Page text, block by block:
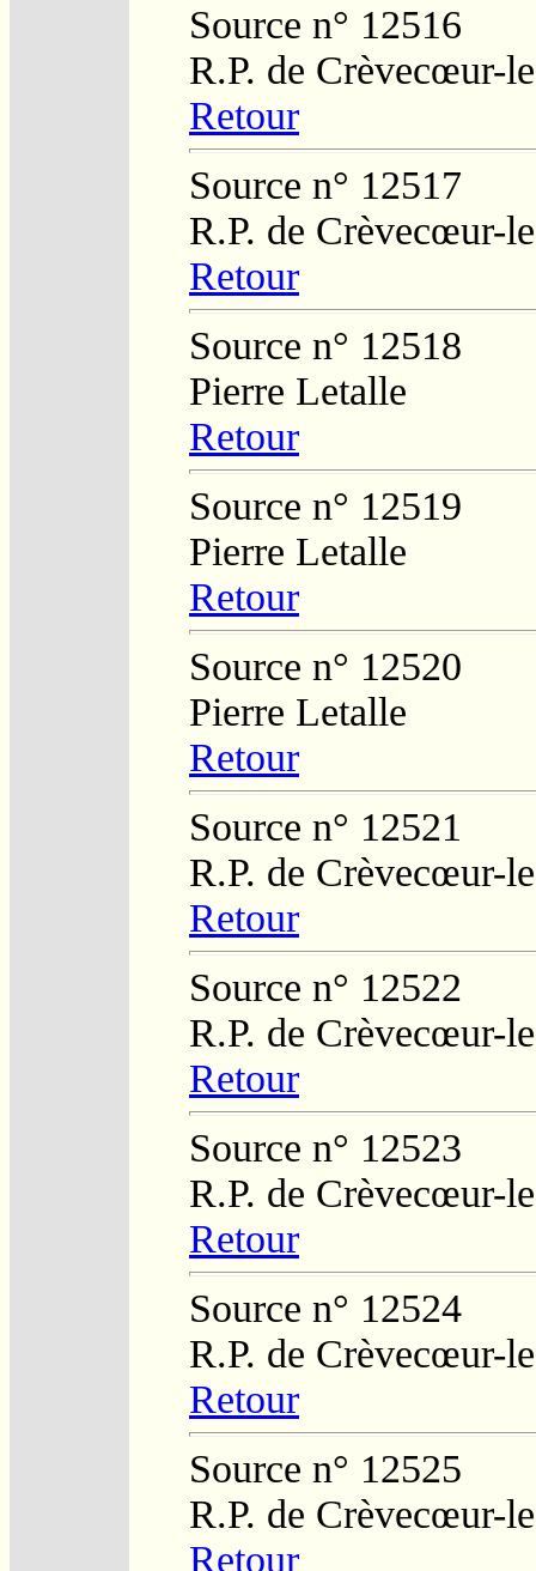
Source n° 12516
R.P. de Crèvecœur-
Retour
Source n° 12517
R.P. de Crèvecœur-
Retour
Source n° 12518
Pierre Letalle
Retour
Source n° 12519
Pierre Letalle
Retour
Source n° 12520
Pierre Letalle
Retour
Source n° 12521
R.P. de Crèvecœur-
Retour
Source n° 12522
R.P. de Crèvecœur-
Retour
Source n° 12523
R.P. de Crèvecœur-
Retour
Source n° 12524
R.P. de Crèvecœur-
Retour
Source n° 12525
R.P. de Crèvecœur-
Retour